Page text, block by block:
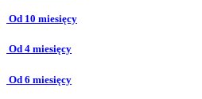
Od 10 miesięcy
Od 4 miesięcy
Od 6 miesięcy